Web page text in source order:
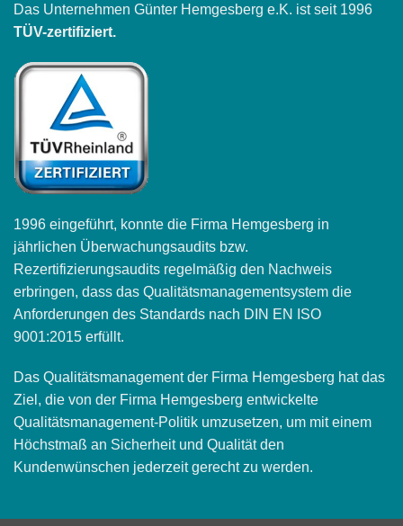
Das Unternehmen Günter Hemgesberg e.K. ist seit 1996
TÜV-zertifiziert.
1996 eingeführt, konnte die Firma Hemgesberg in
jährlichen Überwachungsaudits bzw.
Rezertifizierungsaudits regelmäßig den Nachweis
erbringen, dass das Qualitätsmanagementsystem die
Anforderungen des Standards nach DIN EN ISO
9001:2015 erfüllt.
Das Qualitätsmanagement der Firma Hemgesberg hat das
Ziel, die von der Firma Hemgesberg entwickelte
Qualitätsmanagement-Politik umzusetzen, um mit einem
Höchstmaß an Sicherheit und Qualität den
Kundenwünschen jederzeit gerecht zu werden.